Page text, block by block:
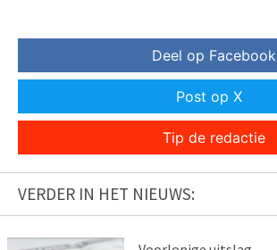
Deel op Facebook
Post op X
Tip de redactie
VERDER IN HET NIEUWS: